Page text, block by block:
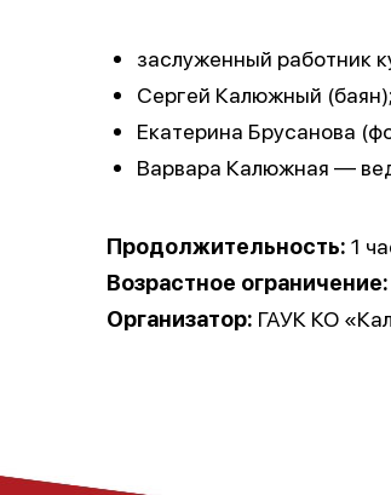
заслуженный работник
Сергей Калюжный (баян);
Екатерина Брусанова
Варвара Калюжная —
Продолжительность: 1
Возрастное ограничение:
Организатор: ГАУК КО